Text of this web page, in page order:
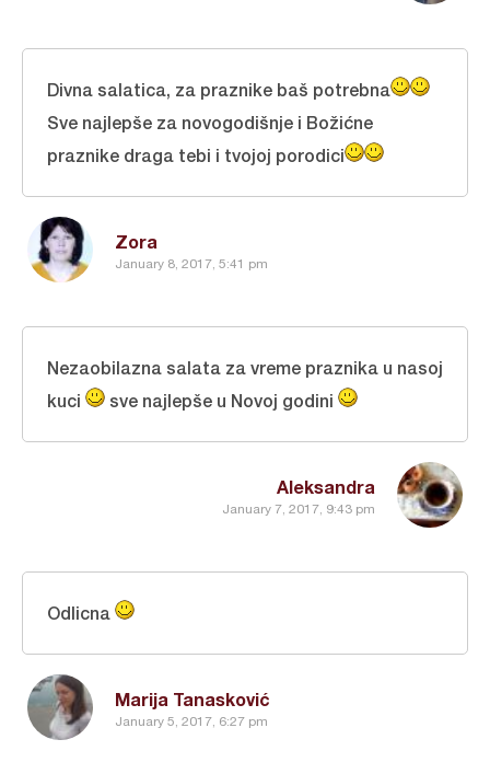
Zora
January 8, 2017, 5:41 pm
Divna salatica, za praznike baš potrebna
Sve najlepše za novogodišnje i Božićne
praznike draga tebi i tvojoj porodici
Aleksandra
January 7, 2017, 9:43 pm
Nezaobilazna salata za vreme praznika u nasoj
kuci
sve najlepše u Novoj godini
Marija Tanasković
January 5, 2017, 6:27 pm
Odlicna